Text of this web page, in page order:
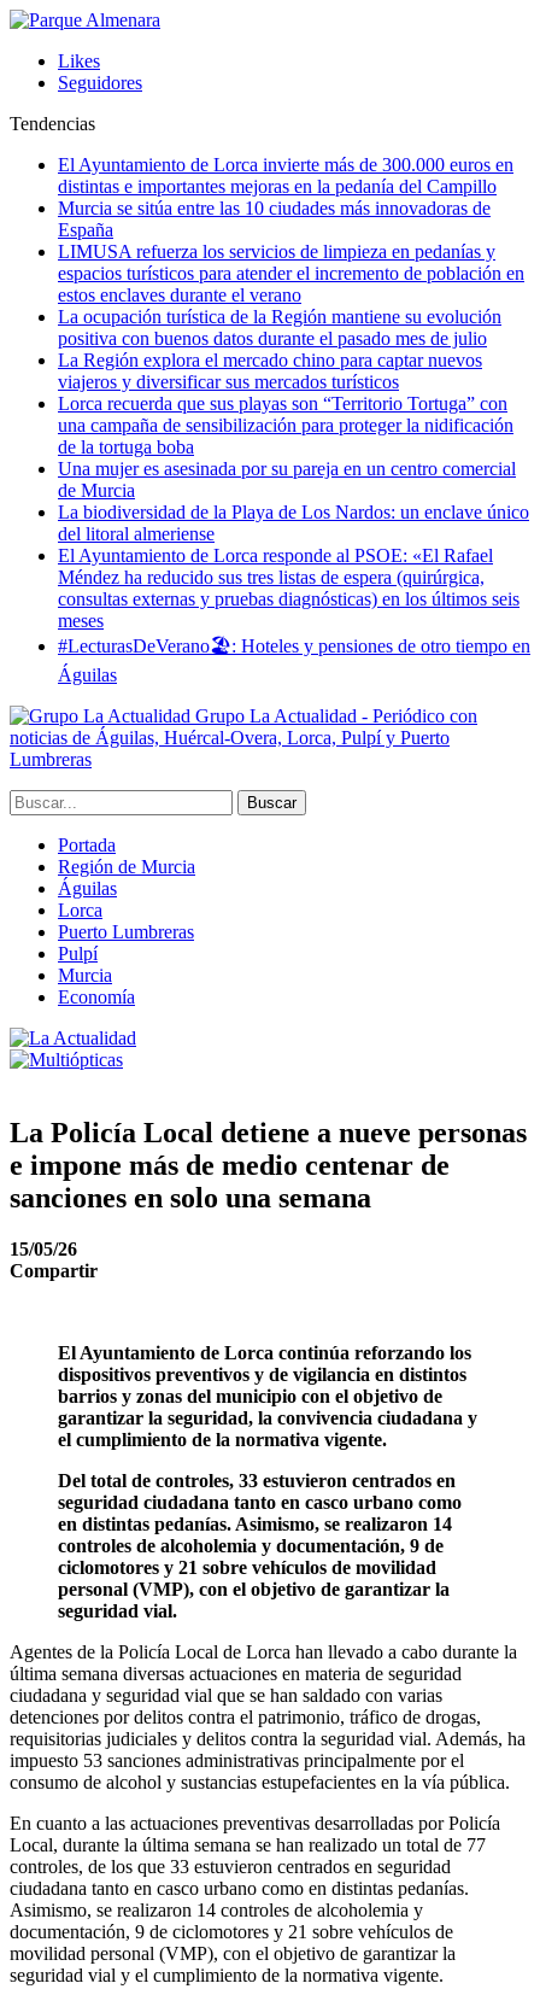
Likes
Seguidores
Tendencias
El Ayuntamiento de Lorca invierte más de 300.000 euros en
distintas e importantes mejoras en la pedanía del Campillo
Murcia se sitúa entre las 10 ciudades más innovadoras de
España
LIMUSA refuerza los servicios de limpieza en pedanías y
espacios turísticos para atender el incremento de población en
estos enclaves durante el verano
La ocupación turística de la Región mantiene su evolución
positiva con buenos datos durante el pasado mes de julio
La Región explora el mercado chino para captar nuevos
viajeros y diversificar sus mercados turísticos
Lorca recuerda que sus playas son “Territorio Tortuga” con
una campaña de sensibilización para proteger la nidificación
de la tortuga boba
Una mujer es asesinada por su pareja en un centro comercial
de Murcia
La biodiversidad de la Playa de Los Nardos: un enclave único
del litoral almeriense
El Ayuntamiento de Lorca responde al PSOE: «El Rafael
Méndez ha reducido sus tres listas de espera (quirúrgica,
consultas externas y pruebas diagnósticas) en los últimos seis
meses
#LecturasDeVerano🏖: Hoteles y pensiones de otro tiempo en
Águilas
Grupo La Actualidad - Periódico con
noticias de Águilas, Huércal-Overa, Lorca, Pulpí y Puerto
Lumbreras
Portada
Región de Murcia
Águilas
Lorca
Puerto Lumbreras
Pulpí
Murcia
Economía
La Policía Local detiene a nueve personas
e impone más de medio centenar de
sanciones en solo una semana
15/05/26
Compartir
El Ayuntamiento de Lorca continúa reforzando los
dispositivos preventivos y de vigilancia en distintos
barrios y zonas del municipio con el objetivo de
garantizar la seguridad, la convivencia ciudadana y
el cumplimiento de la normativa vigente.
Del total de controles, 33 estuvieron centrados en
seguridad ciudadana tanto en casco urbano como
en distintas pedanías. Asimismo, se realizaron 14
controles de alcoholemia y documentación, 9 de
ciclomotores y 21 sobre vehículos de movilidad
personal (VMP), con el objetivo de garantizar la
seguridad vial.
Agentes de la Policía Local de Lorca han llevado a cabo durante la
última semana diversas actuaciones en materia de seguridad
ciudadana y seguridad vial que se han saldado con varias
detenciones por delitos contra el patrimonio, tráfico de drogas,
requisitorias judiciales y delitos contra la seguridad vial. Además, ha
impuesto 53 sanciones administrativas principalmente por el
consumo de alcohol y sustancias estupefacientes en la vía pública.
En cuanto a las actuaciones preventivas desarrolladas por Policía
Local, durante la última semana se han realizado un total de 77
controles, de los que 33 estuvieron centrados en seguridad
ciudadana tanto en casco urbano como en distintas pedanías.
Asimismo, se realizaron 14 controles de alcoholemia y
documentación, 9 de ciclomotores y 21 sobre vehículos de
movilidad personal (VMP), con el objetivo de garantizar la
seguridad vial y el cumplimiento de la normativa vigente.